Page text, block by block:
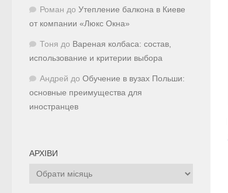
Роман до Утепление балкона в Киеве
от компании «Люкс Окна»
Тоня до Вареная колбаса: состав,
использование и критерии выбора
Андрей до Обучение в вузах Польши:
основные преимущества для
иностранцев
АРХІВИ
Архіви